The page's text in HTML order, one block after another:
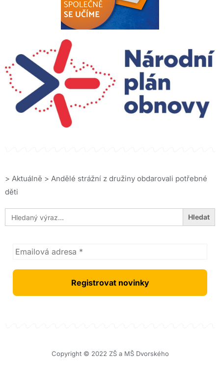
> Aktuálně > Andělé strážní z družiny obdarovali potřebné
děti
Search
for:
Copyright © 2022 ZŠ a MŠ Dvorského